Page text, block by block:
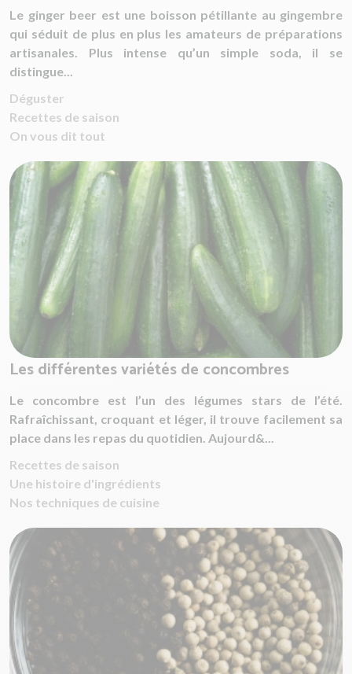
Le ginger beer est une boisson pétillante au gingembre
qui séduit de plus en plus les amateurs de préparations
artisanales. Plus intense qu’un simple soda, il se
distingue...
Déguster
Recettes de saison
On vous dit tout
Les différentes variétés de concombres
Le concombre est l’un des légumes stars de l’été.
Rafraîchissant, croquant et léger, il trouve facilement sa
place dans les repas du quotidien. Aujourd&...
Recettes de saison
Une histoire d'ingrédients
Nos techniques de cuisine